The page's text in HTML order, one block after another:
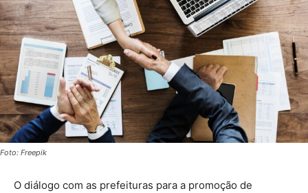
Foto: Freepik
O diálogo com as prefeituras para a promoção de